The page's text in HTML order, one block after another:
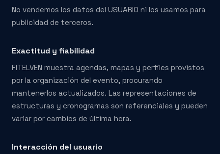
No vendemos los datos del USUARIO ni los usamos para
publicidad de terceros.
Exactitud y fiabilidad
FITELVEN muestra agendas, mapas y perfiles provistos
por la organización del evento, procurando
mantenerlos actualizados. Las representaciones de
estructuras y cronogramas son referenciales y pueden
variar por cambios de última hora.
Interacción del usuario